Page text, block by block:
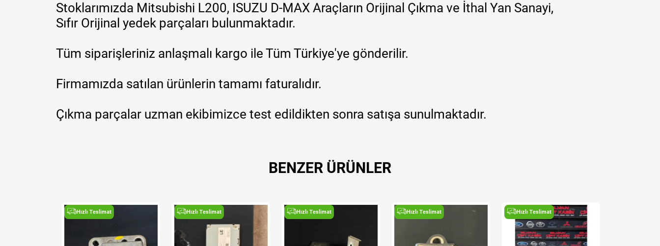
Stoklarımızda Mitsubishi L200, ISUZU D-MAX Araçların Orijinal Çıkma ve İthal Yan Sanayi,
Sıfır Orijinal yedek parçaları bulunmaktadır.
Tüm siparişleriniz anlaşmalı kargo ile Tüm Türkiye'ye gönderilir.
Firmamızda satılan ürünlerin tamamı faturalıdır.
Çıkma parçalar uzman ekibimizce test edildikten sonra satışa sunulmaktadır.
BENZER ÜRÜNLER
Hızlı Teslimat Hızlı Teslimat Hızlı Teslimat Hızlı Teslimat Hızlı Teslimat